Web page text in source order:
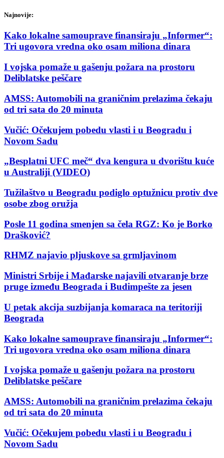
Najnovije:
Kako lokalne samouprave finansiraju „Informer“:
Tri ugovora vredna oko osam miliona dinara
I vojska pomaže u gašenju požara na prostoru
Deliblatske peščare
AMSS: Automobili na graničnim prelazima čekaju
od tri sata do 20 minuta
Vučić: Očekujem pobedu vlasti i u Beogradu i
Novom Sadu
„Besplatni UFC meč“ dva kengura u dvorištu kuće
u Australiji (VIDEO)
Tužilaštvo u Beogradu podiglo optužnicu protiv dve
osobe zbog oružja
Posle 11 godina smenjen sa čela RGZ: Ko je Borko
Drašković?
RHMZ najavio pljuskove sa grmljavinom
Ministri Srbije i Mađarske najavili otvaranje brze
pruge između Beograda i Budimpešte za jesen
U petak akcija suzbijanja komaraca na teritoriji
Beograda
Kako lokalne samouprave finansiraju „Informer“:
Tri ugovora vredna oko osam miliona dinara
I vojska pomaže u gašenju požara na prostoru
Deliblatske peščare
AMSS: Automobili na graničnim prelazima čekaju
od tri sata do 20 minuta
Vučić: Očekujem pobedu vlasti i u Beogradu i
Novom Sadu